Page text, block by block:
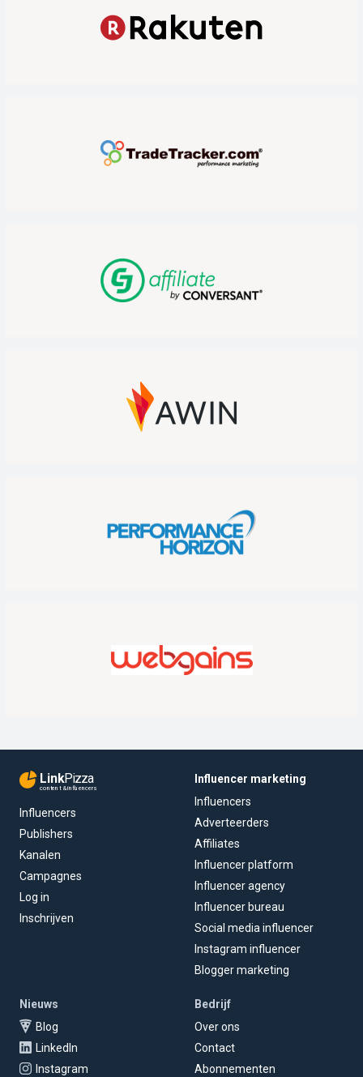
LinkPizza
content & influencers
Influencers
Publishers
Kanalen
Campagnes
Log in
Inschrijven
Influencer marketing
Influencers
Adverteerders
Affiliates
Influencer platform
Influencer agency
Influencer bureau
Social media influencer
Instagram influencer
Blogger marketing
Nieuws
Blog
LinkedIn
Instagram
Bedrijf
Over ons
Contact
Abonnementen